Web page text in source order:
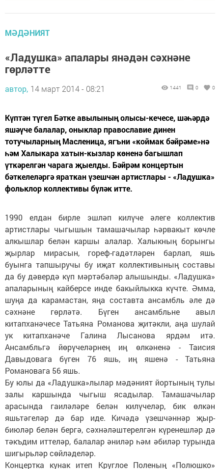
МӘДӘНИЯТ
«Ладушка» апалары янәдән сәхнәне
гөрләтте
автор, 14 март 2014 - 08:21 1441 0 0
Күптән түгел Бәтке авылының олысы-кечесе, шәһәрдә
яшәүче балалар, оныклар православие динен
тотучыларның Масленица, ягъни «коймак бәйрәме»нә
һәм Халыкара хатын-кызлар көненә багышлап
үткәрелгән чарага җыелды. Бәйрәм концертын
бәткелеләргә яраткан үзешчән артистлары - «Ладушка»
фольклор коллективы бүләк итте.
1990 елдан бирле эшләп килүче әлеге коллектив
артистлары чыгышын тамашачылар һәрвакыт көчле
алкышлар белән каршы алалар. Халыкның борынгы
җырлар мирасын, гореф-гадәтләрен барлап, яшь
буынга тапшыручы бу иҗат коллективының составы
да бу дәвердә күп мәртәбәләр алышынды. «Ладушка»
апаларының кайберсе инде бакыйлыкка күчте. Әмма,
шуңа да карамастан, яңа составта ансамбль әле дә
сәхнәне гөрләтә. Бүген ансамбльне авыл
китапханәчесе Татьяна Романова җитәкли, аңа шулай
ук китапханәче Галина Лысанова ярдәм итә.
Ансамбльгә йөрүчеләрнең иң өлкәненә - Таисия
Давыдовага бүген 76 яшь, иң яшенә - Татьяна
Романовага 56 яшь.
Бу юлы да «Ладушка»лылар мәдәният йортының тулы
залы каршында чыгыш ясадылар. Тамашачылар
арасында гаиләләре белән килүчеләр, бик өлкән
яшьтәгеләр дә бар иде. Кичәдә үзешчәннәр җыр-
биюләр белән бергә, сәхнәләштерелгән күренешләр дә
тәкъдим иттеләр, балалар әниләр һәм әбиләр турында
шигырьләр сөйләделәр.
Концертка кунак итеп Круглое Поленың «Полюшко»